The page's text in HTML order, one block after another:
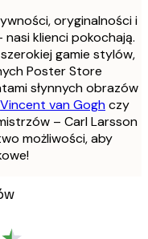
oryginalności i
klienci pokochają.
gamie stylów,
Poster Store
słynnych obrazów
Vincent van Goghczy
– Carl Larsson
możliwości, aby